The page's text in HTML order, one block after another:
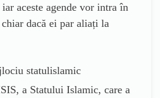
aceste agende vor intra în
dacă ei par aliați la
a Statului Islamic, care a